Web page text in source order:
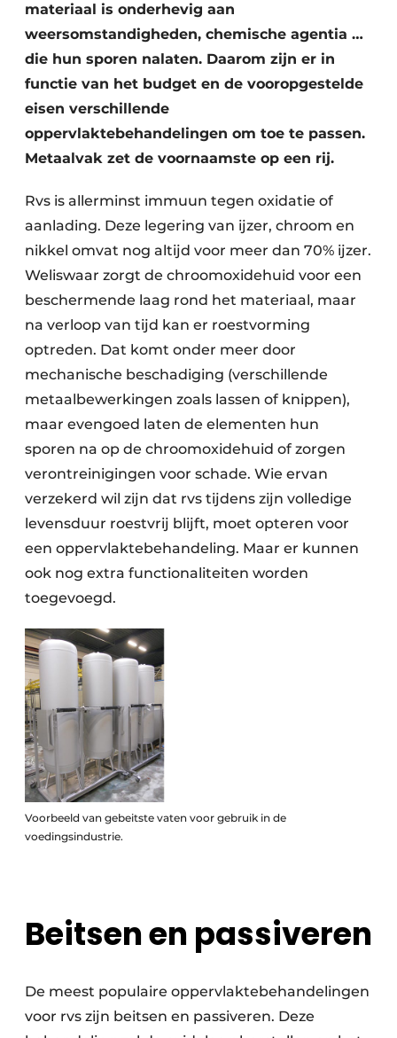
materiaal is onderhevig aan
weersomstandigheden, chemische agentia …
die hun sporen nalaten. Daarom zijn er in
functie van het budget en de vooropgestelde
eisen verschillende
oppervlaktebehandelingen om toe te passen.
Metaalvak zet de voornaamste op een rij.
Rvs is allerminst immuun tegen oxidatie of
aanlading. Deze legering van ijzer, chroom en
nikkel omvat nog altijd voor meer dan 70% ijzer.
Weliswaar zorgt de chroomoxidehuid voor een
beschermende laag rond het materiaal, maar
na verloop van tijd kan er roestvorming
optreden. Dat komt onder meer door
mechanische beschadiging (verschillende
metaalbewerkingen zoals lassen of knippen),
maar evengoed laten de elementen hun
sporen na op de chroomoxidehuid of zorgen
verontreinigingen voor schade. Wie ervan
verzekerd wil zijn dat rvs tijdens zijn volledige
levensduur roestvrij blijft, moet opteren voor
een oppervlaktebehandeling. Maar er kunnen
ook nog extra functionaliteiten worden
toegevoegd.
Voorbeeld van gebeitste vaten voor gebruik in de
voedingsindustrie.
Beitsen en passiveren
De meest populaire oppervlaktebehandelingen
voor rvs zijn beitsen en passiveren. Deze